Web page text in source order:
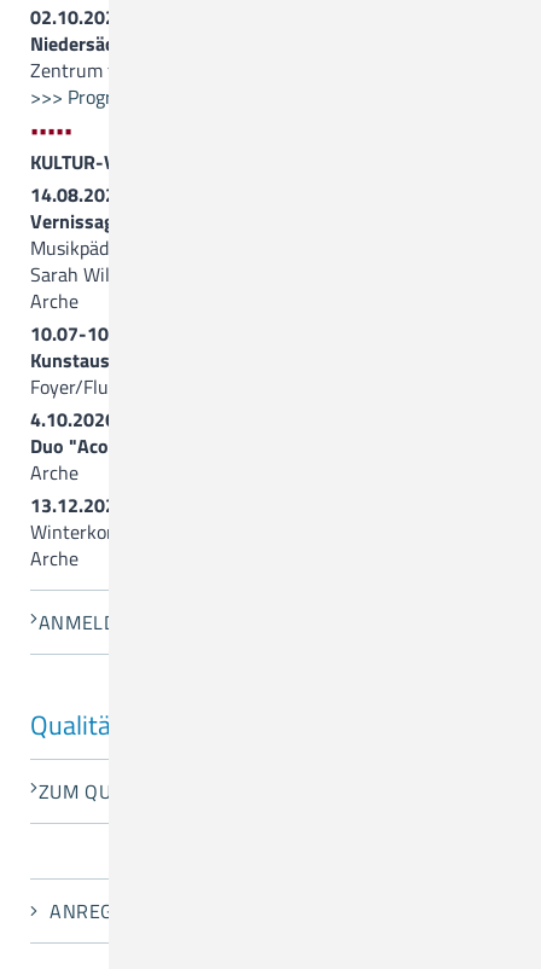
02.10.2026, 9.30 Uhr
Niedersächsische PIA-Leitungstagung
Zentrum für Seelische Gesundheit
>>> Programm (PDF)
•••••
KULTUR-VERANSTALTUNGEN
14.08.2026, 17.00 Uhr
Vernissage und Konzert
Musikpädagogen Aldo Brecke und der Opernsängerin
Sarah Williamson
Arche
10.07-10.09.2026
Kunstausstellung “Summerfeeling”
Foyer/Flure vor der Arche
4.10.2026, 17.00 Uhr
Duo "Acoustic Colours" (Querflöte+Gitarre)
Arche
13.12.2026, 17.00 Uhr
Winterkonzert mit der
Arche
ANMELDUNG
Qualitätsentwicklung
ZUM QUALITÄTSBERICHT 2024 (PDF)
ANREGUNGEN UND KRITIK